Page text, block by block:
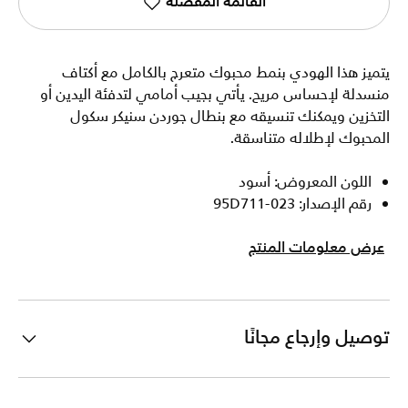
يتميز هذا الهودي بنمط محبوك متعرج بالكامل مع أكتاف
منسدلة لإحساس مريح. يأتي بجيب أمامي لتدفئة اليدين أو
التخزين ويمكنك تنسيقه مع بنطال جوردن سنيكر سكول
المحبوك لإطلاله متناسقة.
اللون المعروض: أسود
رقم الإصدار: 95D711-023
عرض معلومات المنتج
توصيل وإرجاع مجانًا